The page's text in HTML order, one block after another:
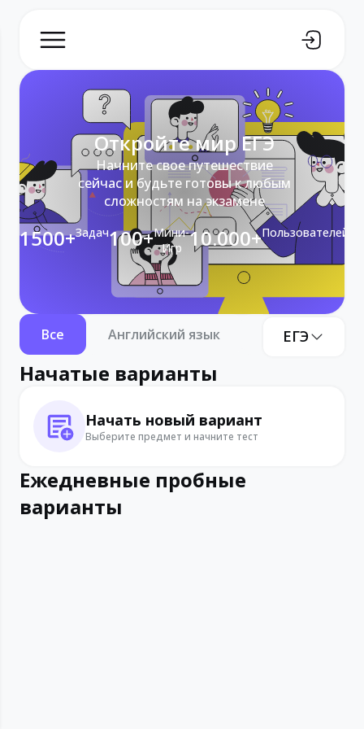
Откройте мир ЕГЭ
Начните свое путешествие
сейчас и будьте готовы к любым
сложностям на экзамене
1500+Задач100+Мини-
Игр 10.000+Пользователей
Все Английский язык Информатика
ЕГЭ
Начатые варианты
Начать новый вариант
Выберите предмет и начните тест
Ежедневные пробные
варианты